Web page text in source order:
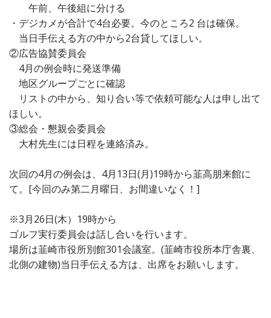
午前、午後組に分ける
・デジカメが合計で4台必要。今のところ2 台は確保。
当日手伝える方の中から2台貸してほしい。
②広告協賛委員会
4月の例会時に発送準備
地区グループごとに確認
リストの中から、知り合い等で依頼可能な人は申し出て
ほしい。
③総会・懇親会委員会
大村先生には日程を連絡済み。
次回の4月の例会は、4月13日(月)19時から韮高朋来館に
て。[今回のみ第二月曜日、お間違いなく！]
※3月26日(木）19時から
ゴルフ実行委員会は話し合いを行います。
場所は韮崎市役所別館301会議室。(韮崎市役所本庁舎裏、
北側の建物)当日手伝える方は、出席をお願いします。